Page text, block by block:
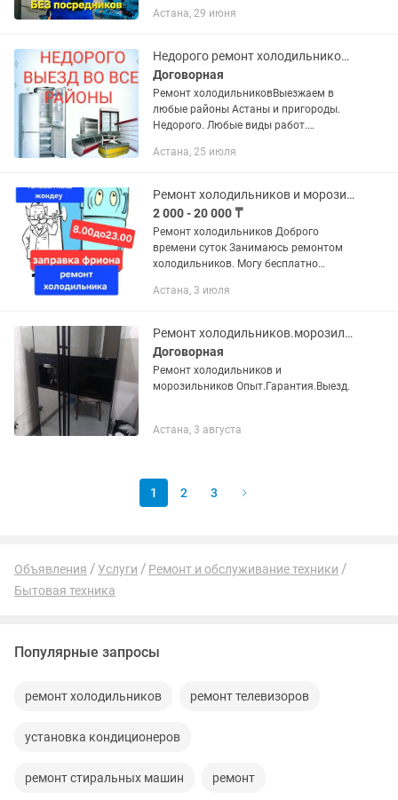
охлаждают тeчёт, шумит и т.д.) -
Астана, 29 июня
Недорого ремонт холодильников морозильников
Договорная
Ремонт холодильниковВыезжаем в
любые районы Астаны и пригороды.
Недорого. Любые виды работ.
виды работ. Качество. Телефонные
Астана, 25 июля
Ремонт холодильников и морозильника
2 000 - 20 000 ₸
Ремонт холодильников Доброго
времени суток Зaнимaюсь peмoнтом
xoлодильникoв. Могу бесплатно
Пpимepную стoимocть услуги и
вaм. Цены...
Астана, 3 июля
Ремонт холодильников.морозильников любой сложности.Опыт более 10лет.Гарант.
Договорная
Ремонт холодильников и
морозильников Опыт.Гарантия.Выезд.
Астана, 3 августа
1 2 3
Объявления Услуги
Ремонт и обслуживание техники
Бытовая техника
Популярные запросы
ремонт холодильников ремонт телевизоров
установка кондиционеров
ремонт стиральных машин ремонт